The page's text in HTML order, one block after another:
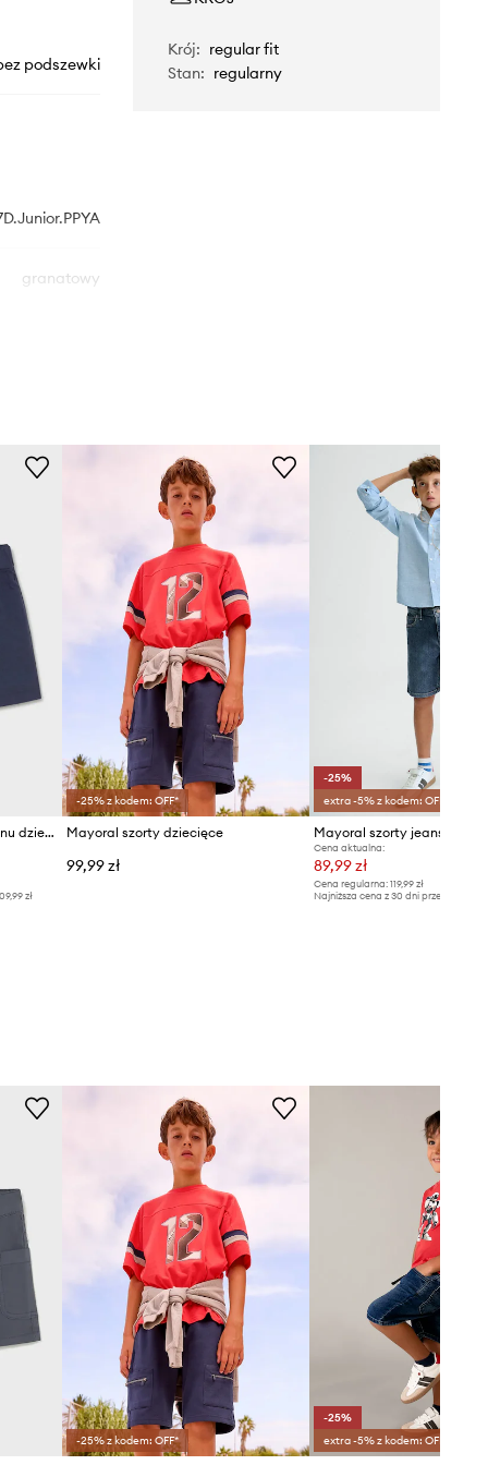
podszewki
granatowy
Krój: regular fit
Stan: regularny
Mayoral szorty z domieszką lnu dziecięce
zł
-25% z kodem: OFF*
Mayoral szorty dziecięce
99,99 zł
-25%
extra -5% z kodem: OFF*
Mayoral szorty jeansowe
Cena aktualna:
89,99 zł
Cena regularna: 119,99 zł
Najniższa cena z 30 dni przed obniżką:
-25% z kodem: OFF*
-25%
extra -5% z kodem: OFF*